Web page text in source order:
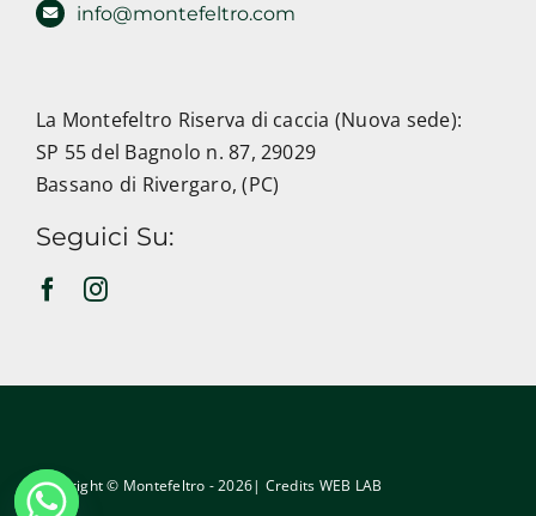
info@montefeltro.com
La Montefeltro Riserva di caccia (Nuova sede):
SP 55 del Bagnolo n. 87, 29029
Bassano di Rivergaro, (PC)
Seguici Su:
Copyright © Montefeltro - 2026| Credits WEB LAB